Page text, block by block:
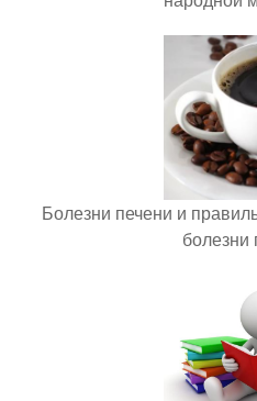
Болезни печени и
болезни